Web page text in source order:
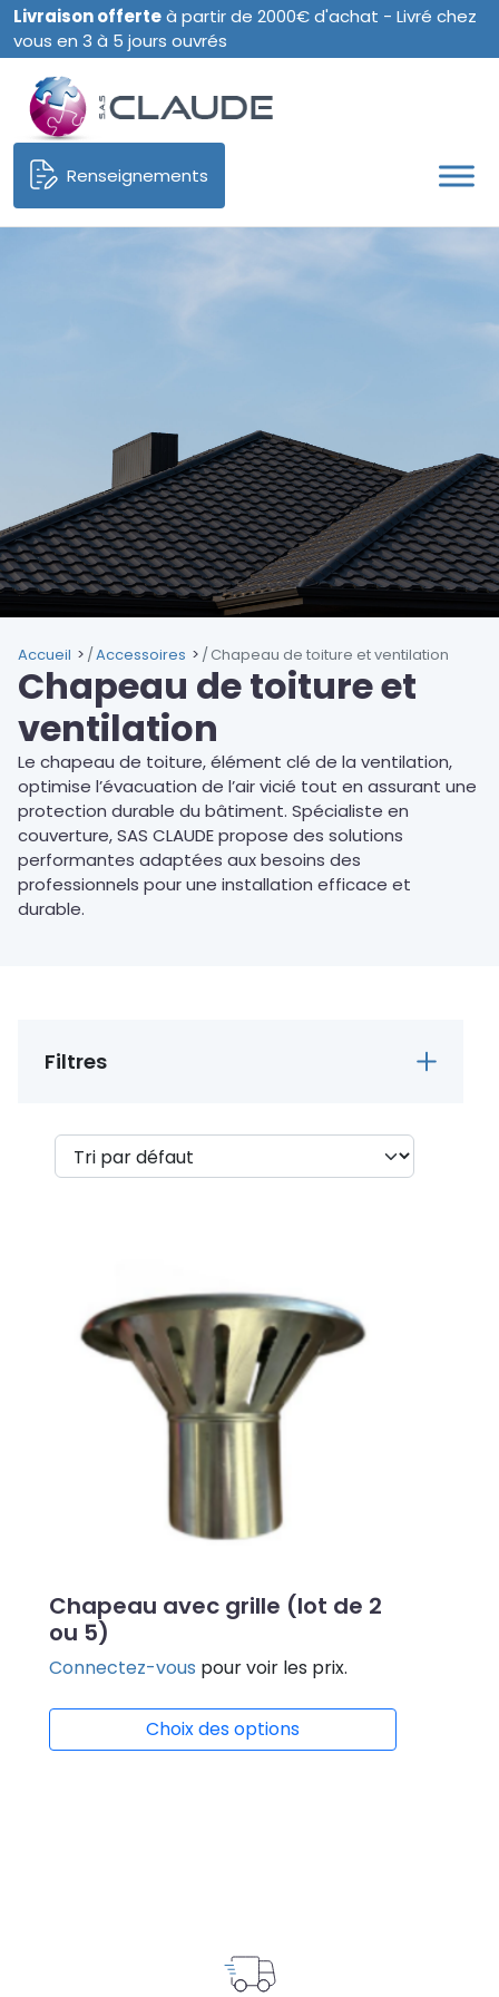
Livraison offerteà partir de 2000€ d'achat - Livré chez
vous en 3 à 5 jours ouvrés
Renseignements
Accueil Accessoires Chapeau de toiture et ventilation
Chapeau de toiture et
ventilation
Le chapeau de toiture, élément clé de la ventilation,
optimise l’évacuation de l’air vicié tout en assurant une
protection durable du bâtiment. Spécialiste en
couverture, SAS CLAUDE propose des solutions
performantes adaptées aux besoins des
professionnels pour une installation efficace et
durable.
Filtres
Chapeau avec grille (lot de 2
ou 5)
Connectez-vous pour voir les prix.
Choix des options